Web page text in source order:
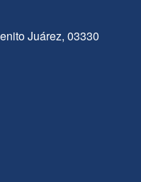
Juárez, 03330